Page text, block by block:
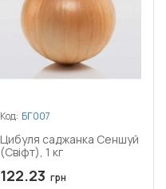
Код: БГ007
Цибуля саджанка Сеншуй
(Свіфт), 1 кг
122.23 грн